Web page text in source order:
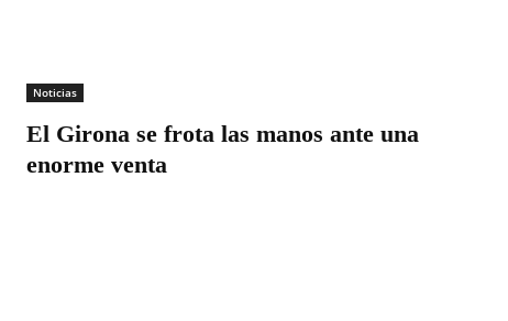
Noticias
El Girona se frota las manos ante una
enorme venta